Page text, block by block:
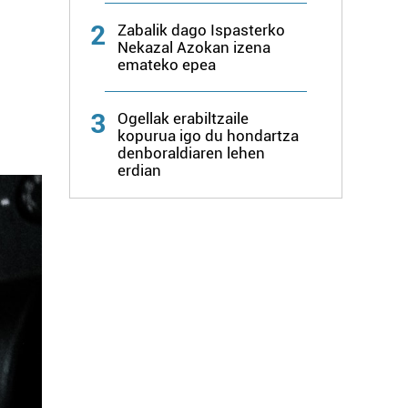
2
Zabalik dago Ispasterko
Nekazal Azokan izena
emateko epea
3
Ogellak erabiltzaile
kopurua igo du hondartza
denboraldiaren lehen
erdian